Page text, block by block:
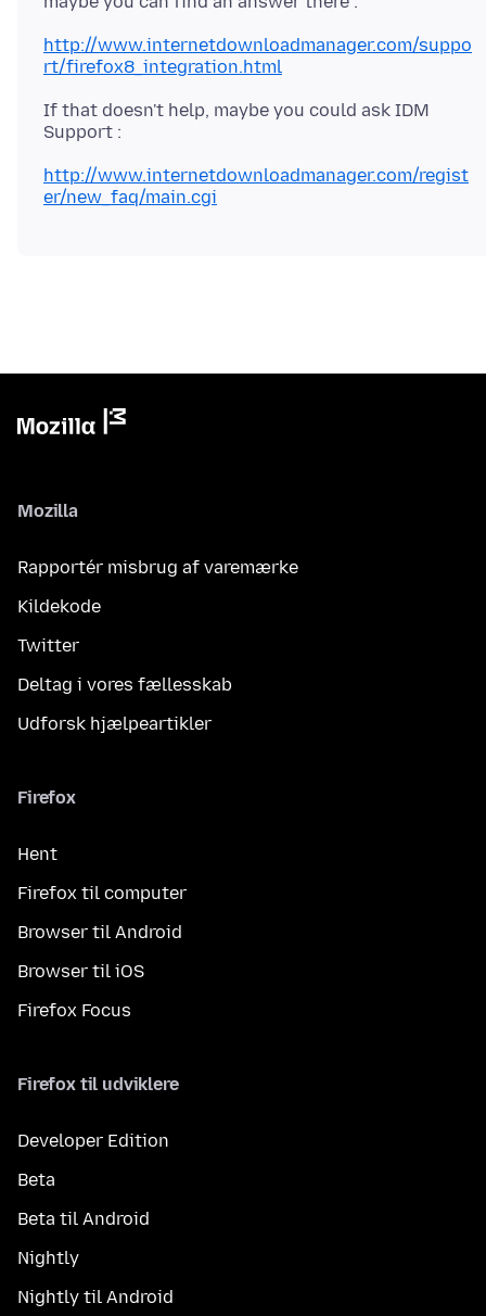
http://www.internetdownloadmanager.com/suppo
rt/firefox8_integration.html
If that doesn't help, maybe you could ask IDM
http://www.internetdownloadmanager.com/regist
er/new_faq/main.cgi
Mozilla
Rapportér misbrug af varemærke
Kildekode
Twitter
Deltag i vores fællesskab
Udforsk hjælpeartikler
Firefox
Hent
Firefox til computer
Browser til Android
Browser til iOS
Firefox Focus
Firefox til udviklere
Developer Edition
Beta
Beta til Android
Nightly
Nightly til Android